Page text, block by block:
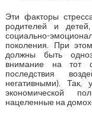
Эти факторы
родителей и
социально-
поколения. При
должны быть
внимание на тот
последствия
негативными). Так,
экономической
нацеленные на